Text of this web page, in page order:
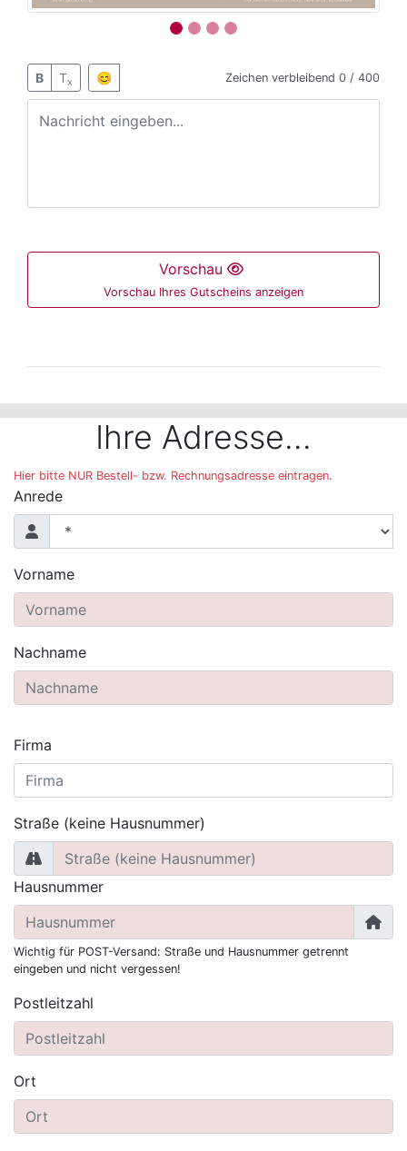
B Tx 😊 Zeichen verbleibend 0 / 400
Vorschau
Vorschau Ihres Gutscheins anzeigen
Der folgende Bereich ist nur mit der Maus
Ihre Adresse...
Hier bitte NUR Bestell- bzw. Rechnungsadresse eintragen.
Anrede
Vorname
Nachname
Firma
Straße (keine Hausnummer)
Hausnummer
Wichtig für POST-Versand: Straße und Hausnummer getrennt
eingeben und nicht vergessen!
Postleitzahl
Ort